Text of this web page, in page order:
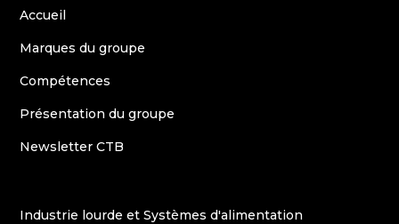
Accueil
Marques du groupe
Compétences
Présentation du groupe
Newsletter CTB
Industrie lourde et Systèmes d'alimentation